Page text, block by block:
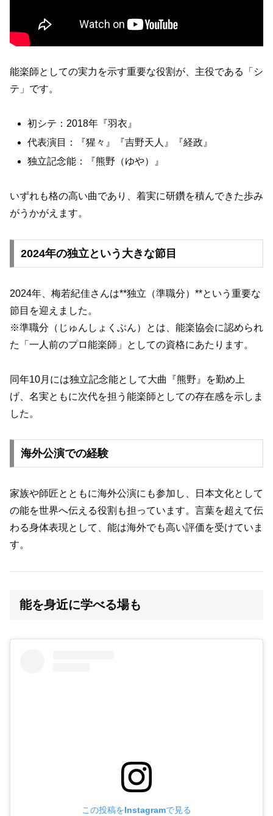
能楽師としての実力を示す重要な役割が、主役である「シ
テ」です。
初シテ：2018年『羽衣』
代表演目：『猩々』『吉野天人』『経政』
独立記念能：『熊野（ゆや）』
いずれも格の高い曲であり、着実に研鑽を積んできた歩み
がうかがえます。
2024年の独立という大きな節目
2024年、梅若紀佳さんは**独立（準職分）**という重要な
節目を迎えました。
※準職分（じゅんしょくぶん）とは、能楽協会に認められ
た「一人前のプロ能楽師」としての資格にあたります。
同年10月には独立記念能として大曲『熊野』を勤め上
げ、名実ともに次代を担う能楽師としての存在感を示しま
した。
海外公演での経験
家族や師匠とともに海外公演にも参加し、日本文化として
の能を世界へ伝える役割も担っています。言葉を超えて伝
わる身体表現として、能は海外でも高い評価を受けていま
す。
能を身近に学べる場も
この投稿をInstagramで見る